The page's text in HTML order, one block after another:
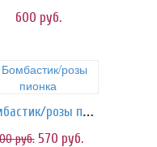
600 руб.
Бомбастик/розы пионка
руб. 570 руб.